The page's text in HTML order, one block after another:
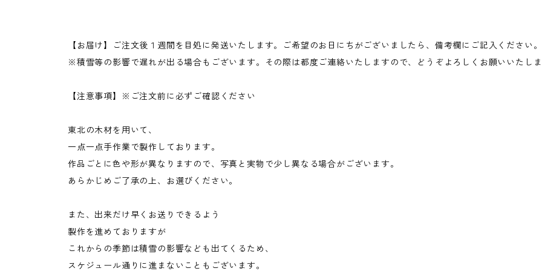
【お届け】ご注文後１週間を目処に発送いたします。ご希望のお日にちがございましたら、備考欄にご記入ください。
※積雪等の影響で遅れが出る場合もございます。その際は都度ご連絡いたしますので、どうぞよろしくお願いいたしま
【注意事項】※ご注文前に必ずご確認ください
東北の木材を用いて、
一点一点手作業で製作しております。
作品ごとに色や形が異なりますので、写真と実物で少し異なる場合がございます。
あらかじめご了承の上、お選びください。
また、出来だけ早くお送りできるよう
製作を進めておりますが
これからの季節は積雪の影響なども出てくるため、
スケジュール通りに進まないこともございます。